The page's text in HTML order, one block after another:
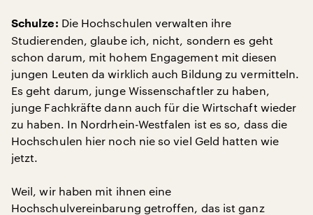
Schulze: Die Hochschulen verwalten ihre
Studierenden, glaube ich, nicht, sondern es geht
schon darum, mit hohem Engagement mit diesen
jungen Leuten da wirklich auch Bildung zu vermitteln.
Es geht darum, junge Wissenschaftler zu haben,
junge Fachkräfte dann auch für die Wirtschaft wieder
zu haben. In Nordrhein-Westfalen ist es so, dass die
Hochschulen hier noch nie so viel Geld hatten wie
jetzt.
Weil, wir haben mit ihnen eine
Hochschulvereinbarung getroffen, das ist ganz